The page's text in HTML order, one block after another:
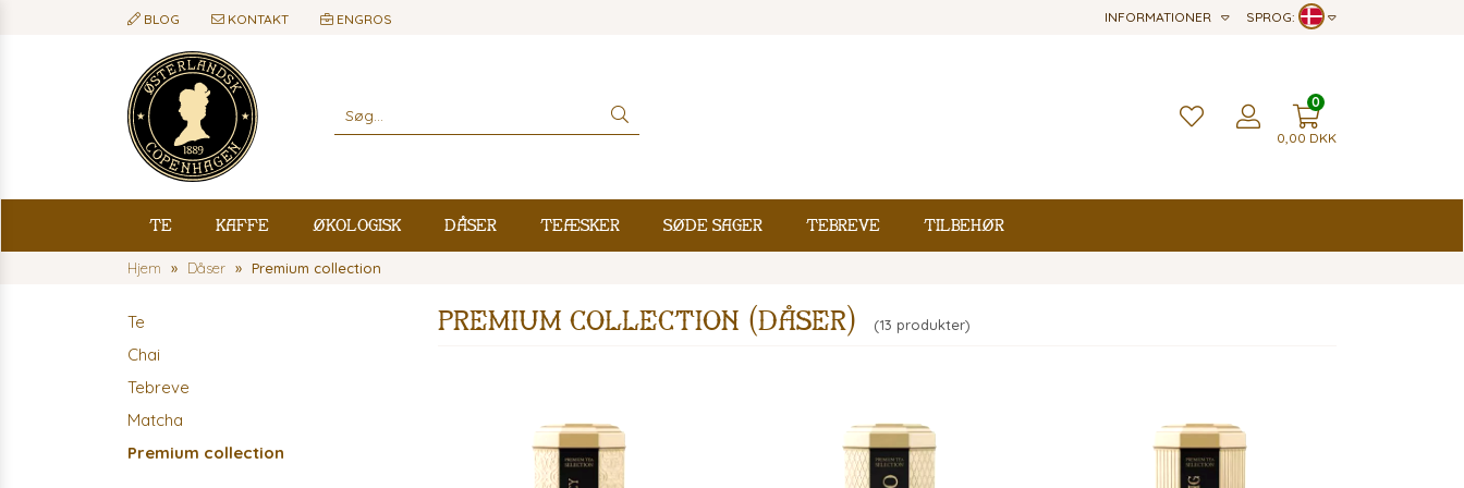
BLOG KONTAKT ENGROS SPROG:
INFORMATIONER
0,00 DKK
0
Te Kaffe Økologisk Dåser Teæsker Søde sager Tebreve Tilbehør
Hjem Dåser Premium collection
Te
Chai
Tebreve
Matcha
Premium collection
Premium collection (dåser) (13 produkter)